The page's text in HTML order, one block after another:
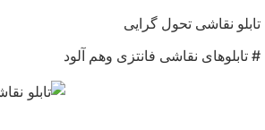
تابلو نقاشی تحول گرایی
# تابلوهای نقاشی فانتزی وهم آلود